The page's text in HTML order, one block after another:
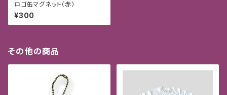
ロゴ缶マグネット（赤）
¥300
その他の商品